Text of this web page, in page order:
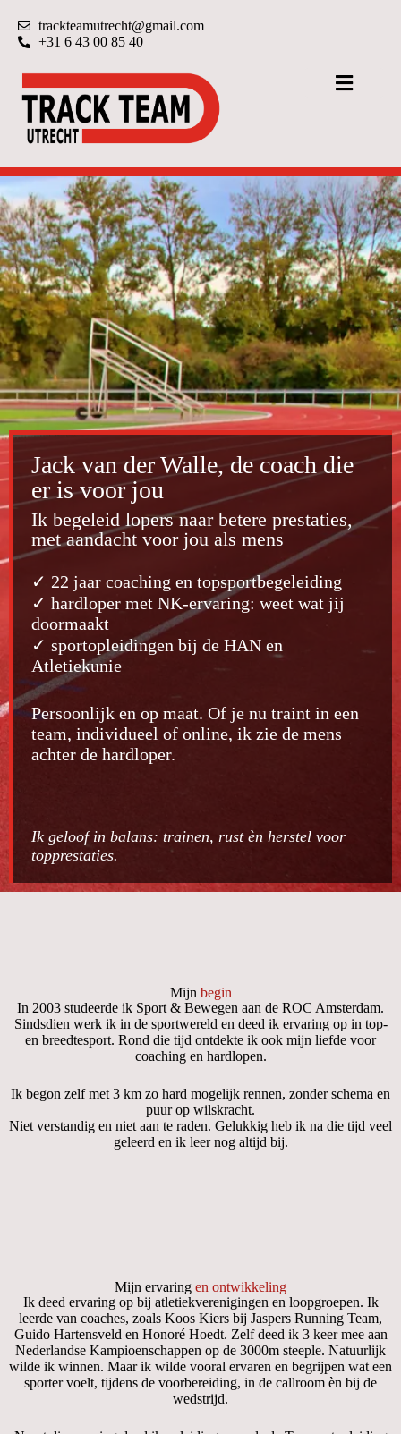
trackteamutrecht@gmail.com
+31 6 43 00 85 40
Jack van der Walle, de coach die
er is voor jou
Ik begeleid lopers naar betere prestaties,
met aandacht voor jou als mens
✓ 22 jaar coaching en topsportbegeleiding
✓ hardloper met NK-ervaring: weet wat jij
doormaakt
✓ sportopleidingen bij de HAN en
Atletiekunie
Persoonlijk en op maat. Of je nu traint in een
team, individueel of online, ik zie de mens
achter de hardloper.
Ik geloof in balans: trainen, rust èn herstel voor
topprestaties.
Mijn begin
In 2003 studeerde ik Sport & Bewegen aan de ROC Amsterdam.
Sindsdien werk ik in de sportwereld en deed ik ervaring op in top-
en breedtesport. Rond die tijd ontdekte ik ook mijn liefde voor
coaching en hardlopen.
Ik begon zelf met 3 km zo hard mogelijk rennen, zonder schema en
puur op wilskracht.
Niet verstandig en niet aan te raden. Gelukkig heb ik na die tijd veel
geleerd en ik leer nog altijd bij.
Mijn ervaring en ontwikkeling
Ik deed ervaring op bij atletiekverenigingen en loopgroepen. Ik
leerde van coaches, zoals Koos Kiers bij Jaspers Running Team,
Guido Hartensveld en Honoré Hoedt. Zelf deed ik 3 keer mee aan
Nederlandse Kampioenschappen op de 3000m steeple. Natuurlijk
wilde ik winnen. Maar ik wilde vooral ervaren en begrijpen wat een
sporter voelt, tijdens de voorbereiding, in de callroom èn bij de
wedstrijd.